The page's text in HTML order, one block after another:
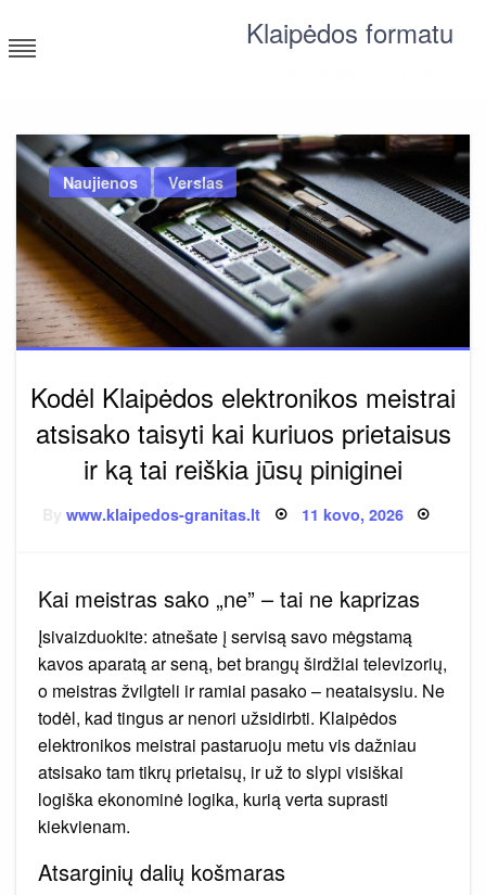
to
content
Klaipėdos formatu
Naujienos Verslas
Kodėl Klaipėdos elektronikos meistrai
atsisako taisyti kai kuriuos prietaisus
ir ką tai reiškia jūsų piniginei
Bywww.klaipedos-granitas.lt Posted
on
11 kovo, 2026
Kai meistras sako „ne” – tai ne kaprizas
Įsivaizduokite: atnešate į servisą savo mėgstamą
kavos aparatą ar seną, bet brangų širdžiai televizorių,
o meistras žvilgteli ir ramiai pasako – neataisysiu. Ne
todėl, kad tingus ar nenori užsidirbti. Klaipėdos
elektronikos meistrai pastaruoju metu vis dažniau
atsisako tam tikrų prietaisų, ir už to slypi visiškai
logiška ekonominė logika, kurią verta suprasti
kiekvienam.
Atsarginių dalių košmaras